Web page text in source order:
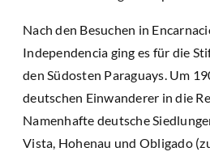
Nach den Besuchen in
Independencia ging es für die
den Südosten Paraguays. Um
deutschen Einwanderer in die
Namenhafte deutsche
Vista, Hohenau und Obligado